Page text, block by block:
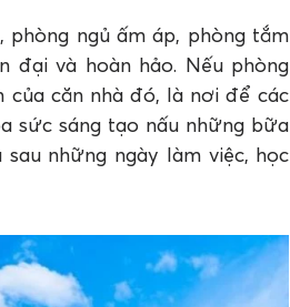
phòng ngủ ấm áp, phòng tắm
và hoàn hảo. Nếu phòng
căn nhà đó, là nơi để các
sức sáng tạo nấu những bữa
những ngày làm việc, học